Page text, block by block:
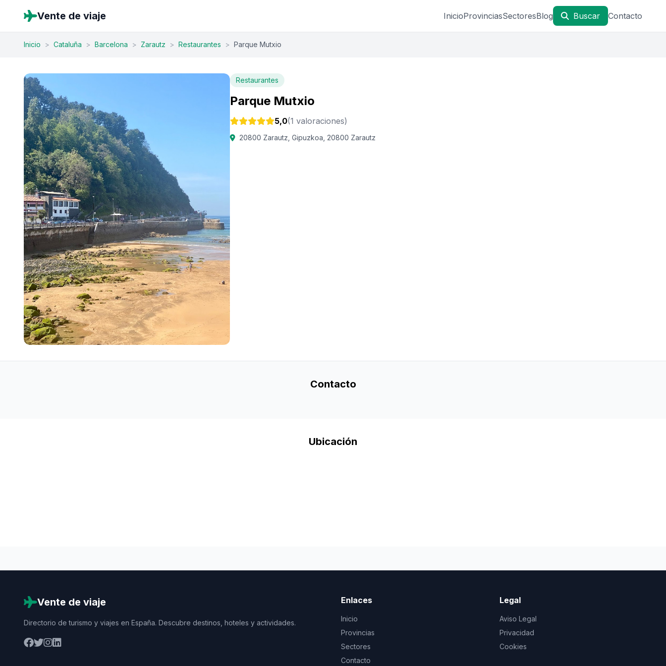
Vente de viaje InicioProvinciasSectoresBlog Buscar Contacto
Inicio > Cataluña > Barcelona > Zarautz > Restaurantes > Parque Mutxio
Restaurantes
Parque Mutxio
5,0(1 valoraciones)
20800 Zarautz, Gipuzkoa, 20800 Zarautz
Contacto
Ubicación
Vente de viaje
Directorio de turismo y viajes en España. Descubre destinos, hoteles y actividades.
Enlaces
Inicio
Provincias
Sectores
Contacto
Legal
Aviso Legal
Privacidad
Cookies